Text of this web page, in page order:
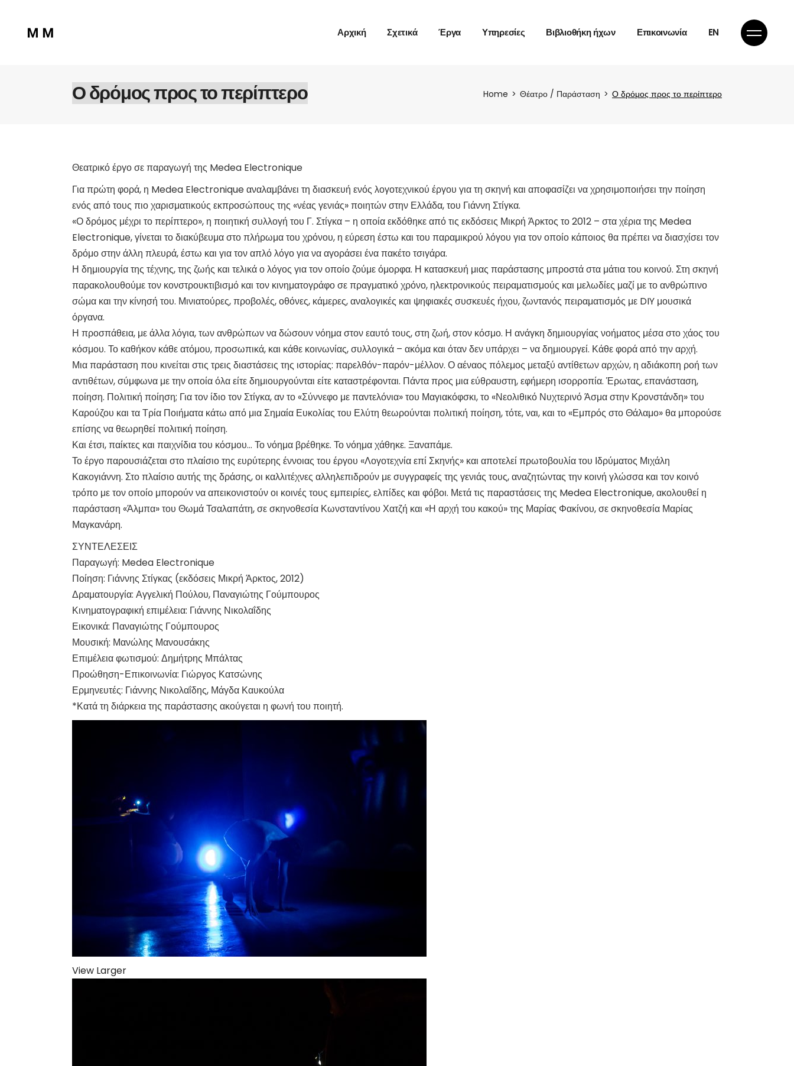
Αρχική Σχετικά Έργα
Figure Of Sound
Medea Electronique
Υπηρεσίες Βιβλιοθήκη ήχων
Άδεια χρήσης
Επικοινωνία EN
Παραστατικές τέχνες
Ο δρόμος προς το περίπτερο Home Θέατρο / Παράσταση Ο δρόμος προς το περίπτερο
Θεατρικό έργο σε παραγωγή της Medea Electronique
Για πρώτη φορά, η Medea Electronique αναλαμβάνει τη διασκευή ενός λογοτεχνικού έργου για τη σκηνή και αποφασίζει να χρησιμοποιήσει την ποίηση
ενός από τους πιο χαρισματικούς εκπροσώπους της «νέας γενιάς» ποιητών στην Ελλάδα, του Γιάννη Στίγκα.
«Ο δρόμος μέχρι το περίπτερο», η ποιητική συλλογή του Γ. Στίγκα – η οποία εκδόθηκε από τις εκδόσεις Μικρή Άρκτος το 2012 – στα χέρια της Medea
Electronique, γίνεται το διακύβευμα στο πλήρωμα του χρόνου, η εύρεση έστω και του παραμικρού λόγου για τον οποίο κάποιος θα πρέπει να διασχίσει τον
δρόμο στην άλλη πλευρά, έστω και για τον απλό λόγο για να αγοράσει ένα πακέτο τσιγάρα.
Η δημιουργία της τέχνης, της ζωής και τελικά ο λόγος για τον οποίο ζούμε όμορφα. Η κατασκευή μιας παράστασης μπροστά στα μάτια του κοινού. Στη σκηνή
παρακολουθούμε τον κονστρουκτιβισμό και τον κινηματογράφο σε πραγματικό χρόνο, ηλεκτρονικούς πειραματισμούς και μελωδίες μαζί με το ανθρώπινο
σώμα και την κίνησή του. Μινιατούρες, προβολές, οθόνες, κάμερες, αναλογικές και ψηφιακές συσκευές ήχου, ζωντανός πειραματισμός με DIY μουσικά
όργανα.
Η προσπάθεια, με άλλα λόγια, των ανθρώπων να δώσουν νόημα στον εαυτό τους, στη ζωή, στον κόσμο. Η ανάγκη δημιουργίας νοήματος μέσα στο χάος του
κόσμου. Το καθήκον κάθε ατόμου, προσωπικά, και κάθε κοινωνίας, συλλογικά – ακόμα και όταν δεν υπάρχει – να δημιουργεί. Κάθε φορά από την αρχή.
Μια παράσταση που κινείται στις τρεις διαστάσεις της ιστορίας: παρελθόν-παρόν-μέλλον. Ο αέναος πόλεμος μεταξύ αντίθετων αρχών, η αδιάκοπη ροή των
αντιθέτων, σύμφωνα με την οποία όλα είτε δημιουργούνται είτε καταστρέφονται. Πάντα προς μια εύθραυστη, εφήμερη ισορροπία. Έρωτας, επανάσταση,
ποίηση. Πολιτική ποίηση; Για τον ίδιο τον Στίγκα, αν το «Σύννεφο με παντελόνια» του Μαγιακόφσκι, το «Νεολιθικό Νυχτερινό Άσμα στην Κρονστάνδη» του
Καρούζου και τα Τρία Ποιήματα κάτω από μια Σημαία Ευκολίας του Ελύτη θεωρούνται πολιτική ποίηση, τότε, ναι, και το «Εμπρός στο Θάλαμο» θα μπορούσε
επίσης να θεωρηθεί πολιτική ποίηση.
Και έτσι, παίκτες και παιχνίδια του κόσμου… Το νόημα βρέθηκε. Το νόημα χάθηκε. Ξαναπάμε.
Το έργο παρουσιάζεται στο πλαίσιο της ευρύτερης έννοιας του έργου «Λογοτεχνία επί Σκηνής» και αποτελεί πρωτοβουλία του Ιδρύματος Μιχάλη
Κακογιάννη. Στο πλαίσιο αυτής της δράσης, οι καλλιτέχνες αλληλεπιδρούν με συγγραφείς της γενιάς τους, αναζητώντας την κοινή γλώσσα και τον κοινό
τρόπο με τον οποίο μπορούν να απεικονιστούν οι κοινές τους εμπειρίες, ελπίδες και φόβοι. Μετά τις παραστάσεις της Medea Electronique, ακολουθεί η
παράσταση «Άλμπα» του Θωμά Τσαλαπάτη, σε σκηνοθεσία Κωνσταντίνου Χατζή και «Η αρχή του κακού» της Μαρίας Φακίνου, σε σκηνοθεσία Μαρίας
Μαγκανάρη.
ΣΥΝΤΕΛΕΣΕΙΣ
Παραγωγή: Medea Electronique
Ποίηση: Γιάννης Στίγκας (εκδόσεις Μικρή Άρκτος, 2012)
Δραματουργία: Αγγελική Πούλου, Παναγιώτης Γούμπουρος
Κινηματογραφική επιμέλεια: Γιάννης Νικολαΐδης
Εικονικά: Παναγιώτης Γούμπουρος
Μουσική: Μανώλης Μανουσάκης
Επιμέλεια φωτισμού: Δημήτρης Μπάλτας
Προώθηση-Επικοινωνία: Γιώργος Κατσώνης
Ερμηνευτές: Γιάννης Νικολαΐδης, Μάγδα Καυκούλα
*Κατά τη διάρκεια της παράστασης ακούγεται η φωνή του ποιητή.
View Larger